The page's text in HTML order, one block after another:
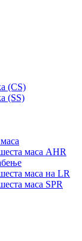
(CS)
(SS)
маса AHR
маса на LR
маса SPR